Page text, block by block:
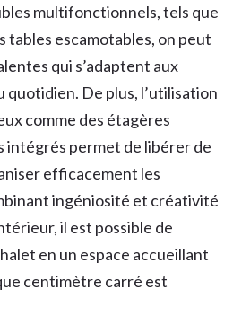
multifonctionnels, tels que
tables escamotables, on peut
qui s’adaptent aux
quotidien. De plus, l’utilisation
comme des étagères
intégrés permet de libérer de
efficacement les
ingéniosité et créativité
il est possible de
en un espace accueillant
centimètre carré est